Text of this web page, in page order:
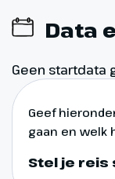
Data
Geen startdata
Geef
gaan en welk
Stel je reis